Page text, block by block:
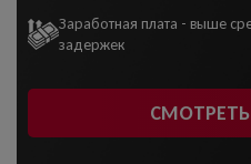
Заработная плата - выше
задержек